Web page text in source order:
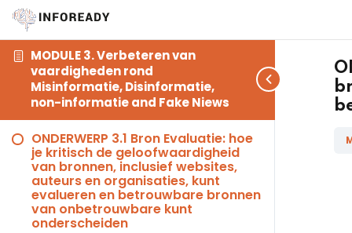
MODULE 3. Verbeteren van
vaardigheden rond
Misinformatie, Disinformatie,
non-informatie and Fake Niews
ONDERWERP 3.1 Bron Evaluatie: hoe
je kritisch de geloofwaardigheid
van bronnen, inclusief websites,
auteurs en organisaties, kunt
evalueren en betrouwbare bronnen
van onbetrouwbare kunt
onderscheiden